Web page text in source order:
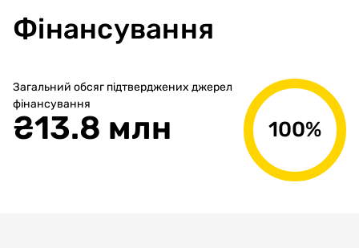
Фінансування
Загальний обсяг підтверджених джерел
фінансування
₴13.8 млн 100%